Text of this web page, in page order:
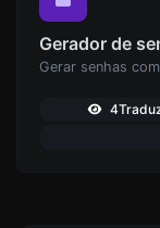
Gerador de